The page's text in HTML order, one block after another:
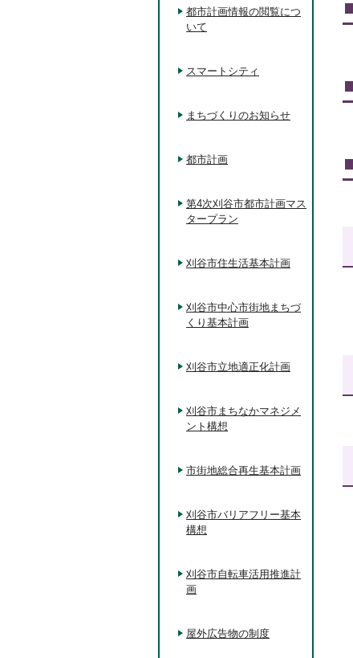
都市計画情報の閲覧につ
いて
スマートシティ
まちづくりのお知らせ
都市計画
第4次刈谷市都市計画マス
タープラン
刈谷市住生活基本計画
刈谷市中心市街地まちづ
くり基本計画
刈谷市立地適正化計画
刈谷市まちなかマネジメ
ント構想
市街地総合再生基本計画
刈谷市バリアフリー基本
構想
刈谷市自転車活用推進計
画
屋外広告物の制度